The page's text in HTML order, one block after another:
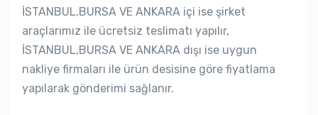
İSTANBUL,BURSA VE ANKARA içi ise şirket
araçlarımız ile ücretsiz teslimatı yapılır,
İSTANBUL,BURSA VE ANKARA dışı ise uygun
nakliye firmaları ile ürün desisine göre fiyatlama
yapılarak gönderimi sağlanır.